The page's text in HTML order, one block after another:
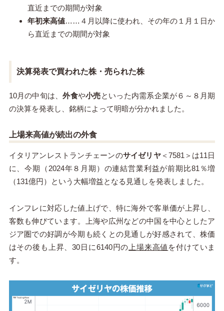
直近までの期間が対象
年初来高値……４月以降に使われ、その年の１月１日か
ら直近までの期間が対象
決算発表で買われた株・売られた株
10月の中旬は、外食や小売といった内需系企業が６～８月期
の決算を発表し、銘柄によって明暗が分かれました。
上場来高値が続出の外食
イタリアンレストランチェーンのサイゼリヤ＜7581＞は11日
に、今期（2024年８月期）の連結営業利益が前期比81％増
（131億円）という大幅増益となる見通しを発表しました。
インフレに対応した値上げで、特に海外で客単価が上昇し、
客数も伸びています。上海や広州などの中国を中心としたア
ジア圏での好調が今期も続くとの見通しが好感されて、株価
はその後も上昇、30日に6140円の 上場来高値 を付けていま
す。